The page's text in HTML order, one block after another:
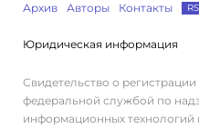
Архив
Авторы Контакты
Юридическая информация
Свидетельство о
федеральной службой по
информационных